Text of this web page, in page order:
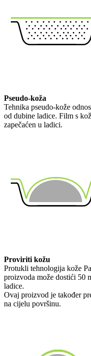
Pseudo-koža
Tehnika pseudo-kože
od dubine ladice. Film s
zapečaćen u ladici.
Proviriti kožu
Protukli tehnologija kože
proizvoda može dostići 50
ladice.
Ovaj proizvod je također
na cijelu površinu.